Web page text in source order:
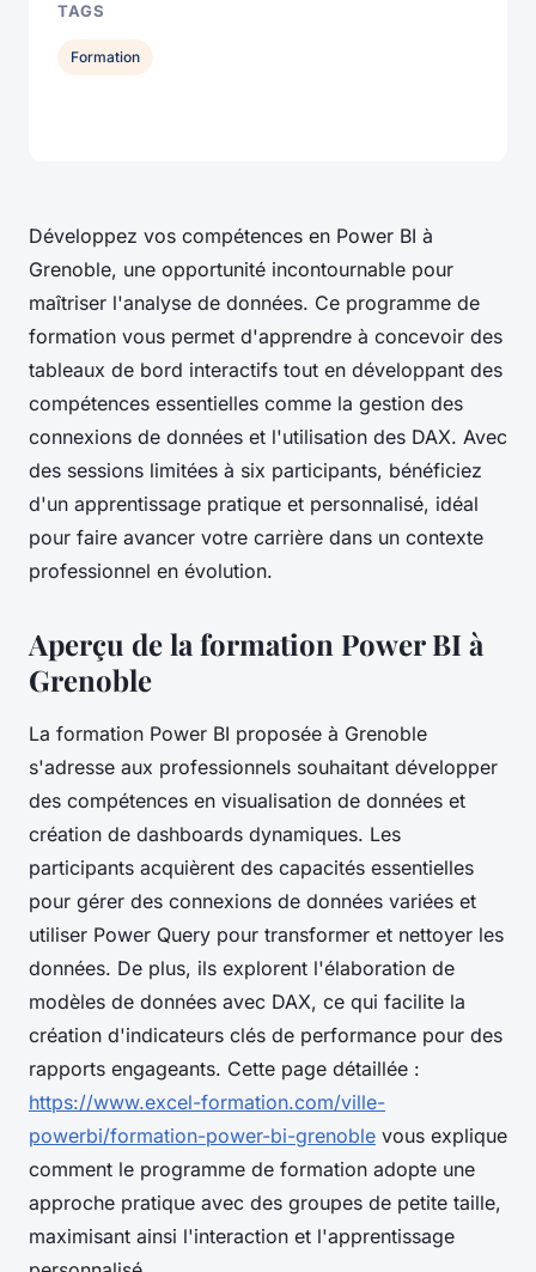
Développez vos compétences en Power BI à
Grenoble, une opportunité incontournable pour
maîtriser l'analyse de données. Ce programme de
formation vous permet d'apprendre à concevoir des
tableaux de bord interactifs tout en développant des
compétences essentielles comme la gestion des
connexions de données et l'utilisation des DAX. Avec
des sessions limitées à six participants, bénéficiez
d'un apprentissage pratique et personnalisé, idéal
pour faire avancer votre carrière dans un contexte
professionnel en évolution.
Aperçu de la formation Power BI à
Grenoble
La formation Power BI proposée à Grenoble
s'adresse aux professionnels souhaitant développer
des compétences en visualisation de données et
création de dashboards dynamiques. Les
participants acquièrent des capacités essentielles
pour gérer des connexions de données variées et
utiliser Power Query pour transformer et nettoyer les
données. De plus, ils explorent l'élaboration de
modèles de données avec DAX, ce qui facilite la
création d'indicateurs clés de performance pour des
rapports engageants. Cette page détaillée :
https://www.excel-formation.com/ville-
powerbi/formation-power-bi-grenoble vous explique
comment le programme de formation adopte une
approche pratique avec des groupes de petite taille,
maximisant ainsi l'interaction et l'apprentissage
TAGS
Formation